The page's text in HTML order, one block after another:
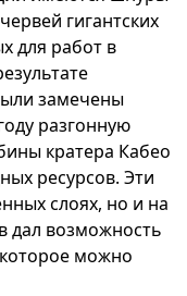
гигантских
для работ в
замечены
разгонную
кратера Кабео
ресурсов. Эти
слоях, но и на
дал возможность
можно